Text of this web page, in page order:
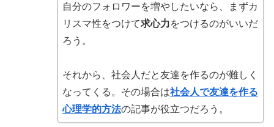
自分のフォロワーを増やしたいなら、まずカ
リスマ性をつけて求心力をつけるのがいいだ
ろう。
それから、社会人だと友達を作るのが難しく
なってくる。その場合は社会人で友達を作る
心理学的方法の記事が役立つだろう。